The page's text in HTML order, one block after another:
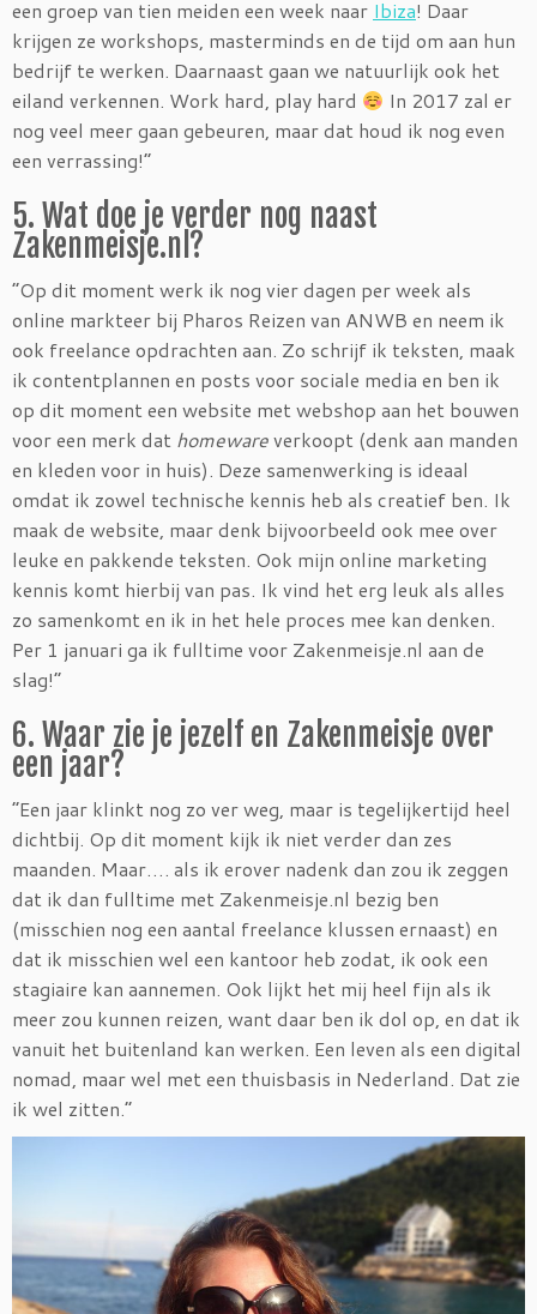
een groep van tien meiden een week naar Ibiza! Daar
krijgen ze workshops, masterminds en de tijd om aan hun
bedrijf te werken. Daarnaast gaan we natuurlijk ook het
eiland verkennen. Work hard, play hard
In 2017 zal er
nog veel meer gaan gebeuren, maar dat houd ik nog even
een verrassing!”
5. Wat doe je verder nog naast
Zakenmeisje.nl?
“Op dit moment werk ik nog vier dagen per week als
online markteer bij Pharos Reizen van ANWB en neem ik
ook freelance opdrachten aan. Zo schrijf ik teksten, maak
ik contentplannen en posts voor sociale media en ben ik
op dit moment een website met webshop aan het bouwen
voor een merk dat homewareverkoopt (denk aan manden
en kleden voor in huis). Deze samenwerking is ideaal
omdat ik zowel technische kennis heb als creatief ben. Ik
maak de website, maar denk bijvoorbeeld ook mee over
leuke en pakkende teksten. Ook mijn online marketing
kennis komt hierbij van pas. Ik vind het erg leuk als alles
zo samenkomt en ik in het hele proces mee kan denken.
Per 1 januari ga ik fulltime voor Zakenmeisje.nl aan de
slag!”
6. Waar zie je jezelf en Zakenmeisje over
een jaar?
“Een jaar klinkt nog zo ver weg, maar is tegelijkertijd heel
dichtbij. Op dit moment kijk ik niet verder dan zes
maanden. Maar…. als ik erover nadenk dan zou ik zeggen
dat ik dan fulltime met Zakenmeisje.nl bezig ben
(misschien nog een aantal freelance klussen ernaast) en
dat ik misschien wel een kantoor heb zodat, ik ook een
stagiaire kan aannemen. Ook lijkt het mij heel fijn als ik
meer zou kunnen reizen, want daar ben ik dol op, en dat ik
vanuit het buitenland kan werken. Een leven als een digital
nomad, maar wel met een thuisbasis in Nederland. Dat zie
ik wel zitten.”